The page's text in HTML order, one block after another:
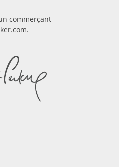
commerçant